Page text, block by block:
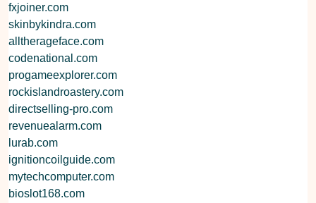
fxjoiner.com
skinbykindra.com
alltherageface.com
codenational.com
progameexplorer.com
rockislandroastery.com
directselling-pro.com
revenuealarm.com
lurab.com
ignitioncoilguide.com
mytechcomputer.com
bioslot168.com